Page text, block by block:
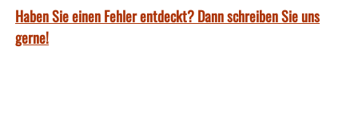
Haben Sie einen Fehler entdeckt? Dann schreiben Sie uns
gerne!